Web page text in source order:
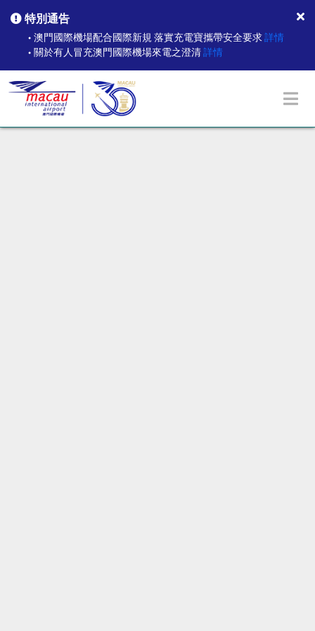
特別通告
● 澳門國際機場配合國際新規 落實充電寶攜帶安全要求詳情
● 關於有人冒充澳門國際機場來電之澄清詳情